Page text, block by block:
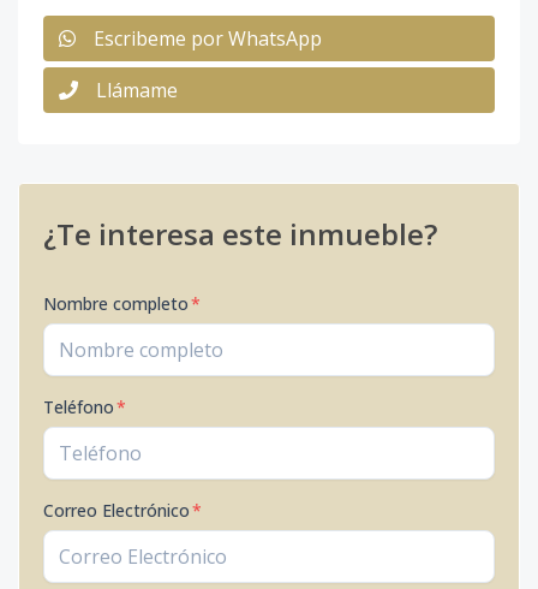
Escribeme por WhatsApp
Llámame
¿Te interesa este inmueble?
Nombre completo*
Teléfono*
Correo Electrónico*